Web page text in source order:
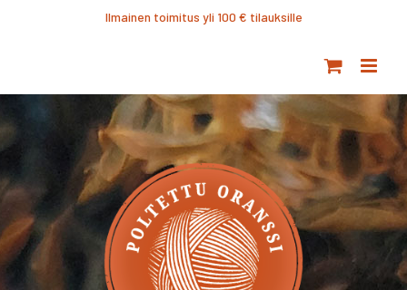
Ilmainen toimitus yli 100 € tilauksille